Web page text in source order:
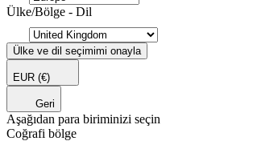
Ülke/Bölge - Dil
Ülke ve dil seçimimi onayla
EUR (€)
Geri
Aşağıdan para biriminizi seçin
Coğrafi bölge